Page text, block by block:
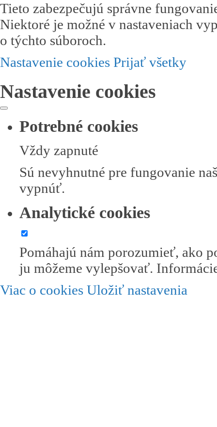
Tieto zabezpečujú správne
Niektoré je možné v nastaveniach
o týchto súboroch.
Nastavenie cookies Prijať všetky
Nastavenie cookies
Potrebné cookies
Vždy zapnuté
Sú nevyhnutné pre fungovanie
vypnúť.
Analytické cookies
Pomáhajú nám porozumieť, ako
ju môžeme vylepšovať.
Viac o cookies Uložiť nastavenia